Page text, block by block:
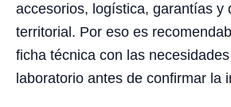
accesorios, logística, garantías y
territorial. Por eso es
ficha técnica con las
laboratorio antes de confirmar la